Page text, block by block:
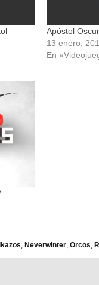
Apóstol
13 enero,
En
, Neverwinter, Orcos,